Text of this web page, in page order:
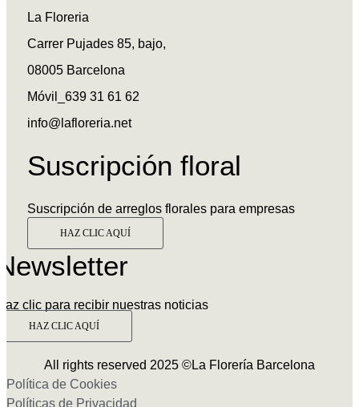
La Floreria
Carrer Pujades 85, bajo,
08005 Barcelona
Móvil_639 31 61 62
info@lafloreria.net
Suscripción floral
Suscripción de arreglos florales para empresas
HAZ CLIC AQUÍ
clic para recibir nuestras noticias
HAZ CLIC AQUÍ
All rights reserved 2025 ©La Florería Barcelona
Política de Cookies
Políticas de Privacidad